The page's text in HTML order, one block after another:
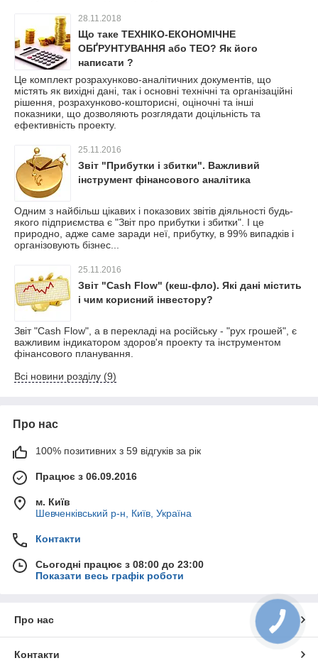
28.11.2018
Що таке ТЕХНІКО-ЕКОНОМІЧНЕ
ОБҐРУНТУВАННЯ або ТЕО? Як його
написати ?
Це комплект розрахунково-аналітичних документів, що
містять як вихідні дані, так і основні технічні та організаційні
рішення, розрахунково-кошторисні, оціночні та інші
показники, що дозволяють розглядати доцільність та
ефективність проекту.
25.11.2016
Звіт "Прибутки і збитки". Важливий
інструмент фінансового аналітика
Одним з найбільш цікавих і показових звітів діяльності будь-
якого підприємства є "Звіт про прибутки і збитки". І це
природно, адже саме заради неї, прибутку, в 99% випадків і
організовують бізнес...
25.11.2016
Звіт "Cash Flow" (кеш-фло). Які дані містить
і чим корисний інвестору?
Звіт "Cash Flow", а в перекладі на російську - "рух грошей", є
важливим індикатором здоров'я проекту та інструментом
фінансового планування.
Всі новини розділу (9)
Про нас
100% позитивних з 59 відгуків за рік
Працює з 06.09.2016
м. Київ
Шевченківський р-н, Київ, Україна
Контакти
Сьогодні працює з 08:00 до 23:00
Показати весь графік роботи
Про нас
Контакти